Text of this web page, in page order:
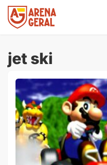
jet ski